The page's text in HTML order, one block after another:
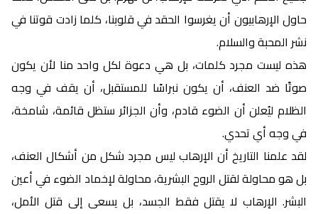
حاول الإرهابيون أن يغرسوا الحقد في قلوبنا، كلما زادت قوتنا في
نشر المحبة والسلام.
هذه ليست مجرد كلمات، بل هي دعوة لكل واحد منا لأن يكون
صوتًا ضد العنف، أن يكون نبراسًا للمستقبل، أن يقف في وجه
الظلام ليُعلن أن الضوء قادم، وأن الجزائر ستظل قائمة، شامخة،
في وجه أي تحدي.
لقد علمنا التاريخ أن الإرهاب ليس مجرد شكل من أشكال العنف،
بل هو محاولة لقتل الروح البشرية، محاولة لإخماد الضوء في أعين
البشر. الإرهاب لا يقتل فقط الجسد، بل يسعى إلى قتل الأمل،